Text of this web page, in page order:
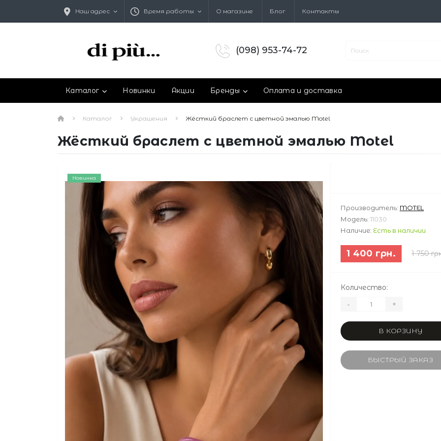
Наш адрес Время работы О магазине Блог Контакты
(098) 953-74-72
Каталог Новинки Акции Бренды Оплата и доставка
Каталог Украшения Жёсткий браслет с цветной эмалью Motel
Жёсткий браслет с цветной эмалью Motel
Новинка
Производитель: MOTEL
Модель: 11030
Наличие: Есть в наличии
1 400 грн. 1 750
Количество:
- +
В КОРЗИНУ
БЫСТРЫЙ ЗАКАЗ